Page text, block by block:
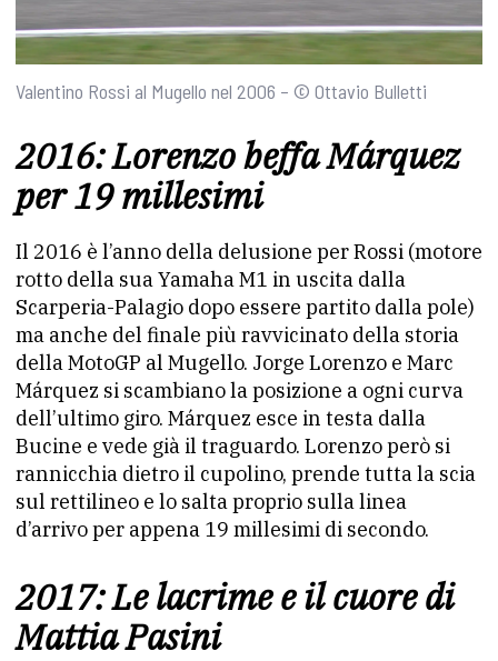
Valentino Rossi al Mugello nel 2006 – © Ottavio Bulletti
2016: Lorenzo beffa Márquez
per 19 millesimi
Il 2016 è l’anno della delusione per Rossi (motore
rotto della sua Yamaha M1 in uscita dalla
Scarperia-Palagio dopo essere partito dalla pole)
ma anche del finale più ravvicinato della storia
della MotoGP al Mugello. Jorge Lorenzo e Marc
Márquez si scambiano la posizione a ogni curva
dell’ultimo giro. Márquez esce in testa dalla
Bucine e vede già il traguardo. Lorenzo però si
rannicchia dietro il cupolino, prende tutta la scia
sul rettilineo e lo salta proprio sulla linea
d’arrivo per appena 19 millesimi di secondo.
2017: Le lacrime e il cuore di
Mattia Pasini